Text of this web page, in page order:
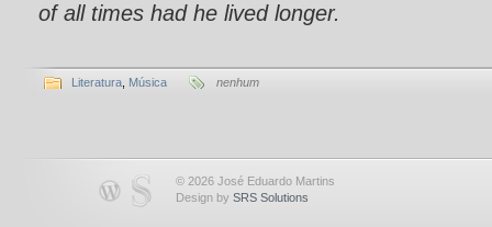
of all times had he lived longer.
Literatura Música nenhum
© 2026 José Eduardo Martins
Design by SRS Solutions